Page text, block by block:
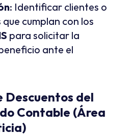
: Identificar clientes o
cumplan con los
para solicitar la
Descuentos del
Contable (Área